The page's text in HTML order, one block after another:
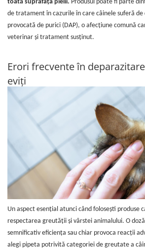
toată suprafața pielii. Produsul poate fi parte
de tratament în cazurile în care câinele suferă
provocată de purici (DAP), o afecțiune comună
veterinar și tratament susținut.
Erori frecvente în
eviți
Un aspect esențial atunci când folosești produse
respectarea greutății și vârstei animalului. O
semnificativ eficiența sau chiar provoca reacții
alegi pipeta potrivită categoriei de greutate a